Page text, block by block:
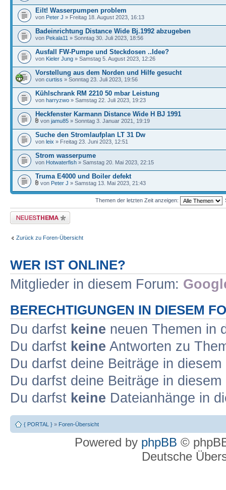
Eilt! Wasserpumpen problem
von Peter J » Freitag 18. August 2023, 16:13
Badeinrichtung Distance Wide Bj.1992 abzugeben
von Pekala11 » Sonntag 30. Juli 2023, 18:56
Ausfall FW-Pumpe und Steckdosen ..Idee?
von Kieler Jung » Samstag 5. August 2023, 12:26
Vorstellung aus dem Norden und Hilfe gesucht
von curtiss » Sonntag 23. Juli 2023, 19:56
Kühlschrank RM 2210 50 mbar Leistung
von harryzwo » Samstag 22. Juli 2023, 19:23
Heckfenster Karmann Distance Wide H BJ 1991
von jamu85 » Sonntag 3. Januar 2021, 19:19
Suche den Stromlaufplan LT 31 Dw
von leix » Freitag 23. Juni 2023, 12:51
Strom wasserpume
von Hotwaterfish » Samstag 20. Mai 2023, 22:15
Truma E4000 und Boiler defekt
von Peter J » Samstag 13. Mai 2023, 21:43
Themen der letzten Zeit anzeigen:
Neues Thema erstellen
Zurück zu Foren-Übersicht
WER IST ONLINE?
Mitglieder in diesem Forum:
BERECHTIGUNGEN IN DIESEM
Du darfst keine neuen Themen in
Du darfst keine Antworten zu
Du darfst deine Beiträge in
Du darfst deine Beiträge in
Du darfst keine Dateianhänge in
{ PORTAL } » Foren-Übersicht
Powered by phpBB ©
Deutsche